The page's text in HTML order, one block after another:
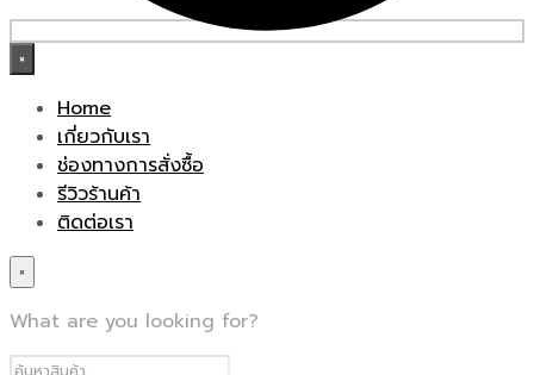
×
Home
เกี่ยวกับเรา
ช่องทางการสั่งซื้อ
รีวิวร้านค้า
ติดต่อเรา
×
What are you looking for?